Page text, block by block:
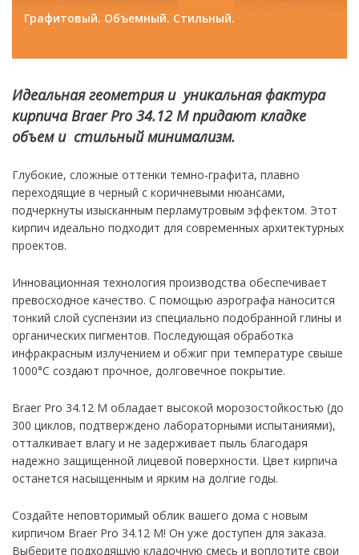
Графитовый. Объемный. Стильный.
Идеальная геометрия и уникальная фактура
кирпича Braer Pro 34.12 М придают кладке
объем и стильный минимализм.
Глубокие, сложные оттенки темно-графита, плавно
переходящие в черный с коричневыми нюансами,
подчеркнуты изысканным перламутровым эффектом. Этот
кирпич идеально подходит для современных архитектурных
проектов.
Инновационная технология производства обеспечивает
превосходное качество. С помощью аэрографа наносится
тонкий слой суспензии из специально подобранной глины и
органических пигментов. Последующая обработка
инфракрасным излучением и обжиг при температуре свыше
1000°C создают прочное, долговечное покрытие.
Braer Pro 34.12 М обладает высокой морозостойкостью (до
300 циклов, подтверждено лабораторными испытаниями),
отталкивает влагу и не задерживает пыль благодаря
надежно защищенной лицевой поверхности. Цвет кирпича
останется насыщенным и ярким на долгие годы.
Создайте неповторимый облик вашего дома с новым
кирпичом Braer Pro 34.12 М! Он уже доступен для заказа.
Выберите подходящую кладочную смесь и воплотите свои